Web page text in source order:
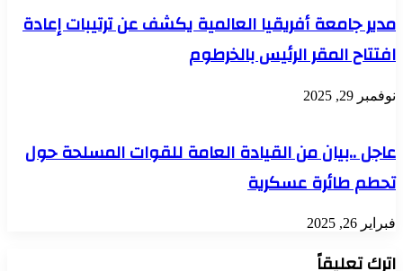
مدير جامعة أفريقيا العالمية يكشف عن ترتيبات إعادة
افتتاح المقر الرئيس بالخرطوم
نوفمبر 29, 2025
عاجل ..بيان من القيادة العامة للقوات المسلحة حول
تحطم طائرة عسكرية
فبراير 26, 2025
اترك تعليقاً